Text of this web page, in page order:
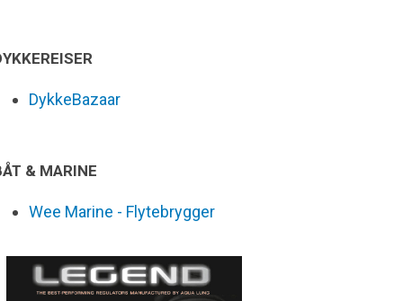
DykkeBazaar
& MARINE
Wee Marine - Flytebrygger